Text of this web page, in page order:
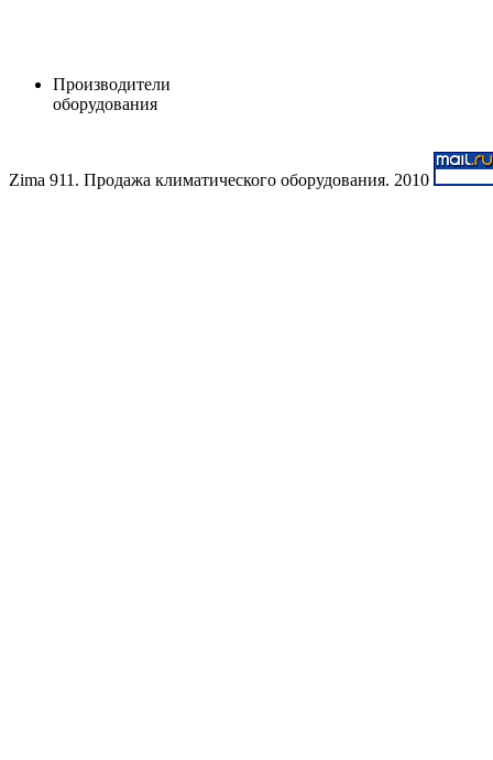
Производители
оборудования
Zima 911. Продажа климатического оборудования. 2010